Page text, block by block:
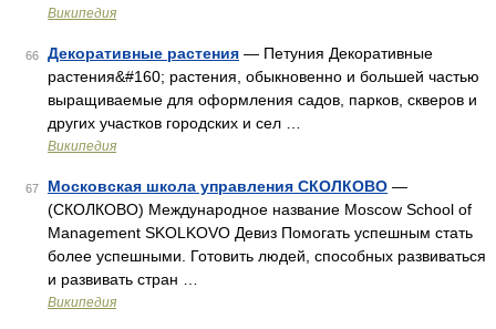
Википедия
66 Декоративные растения — Петуния Декоративные
растения&#160; растения, обыкновенно и большей частью
выращиваемые для оформления садов, парков, скверов и
других участков городских и сел …
Википедия
67 Московская школа управления СКОЛКОВО —
(СКОЛКОВО) Международное название Moscow School of
Management SKOLKOVO Девиз Помогать успешным стать
более успешными. Готовить людей, способных развиваться
и развивать стран …
Википедия